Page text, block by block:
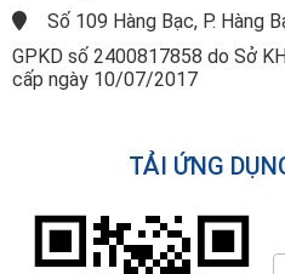
Số 109 Hàng Bạc, P. Hàng
GPKD số 2400817858 do Sở
cấp ngày 10/07/2017
TẢI ỨNG